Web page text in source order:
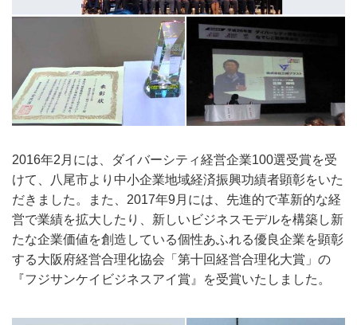
2016年2月には、ダイバーシティ経営企業100選受賞を受
けて、八尾市より中小企業地域経済振興功績者顕彰をいた
だきました。また、2017年9月には、先進的で革新的な経
営で業績を拡大したり、新しいビジネスモデルを構築し新
たな企業価値を創造している個性あふれる優良企業を顕彰
する大阪府経営合理化協会「第十回経営合理化大賞」の
『フジサンケイビジネスアイ賞』を受賞いたしました。